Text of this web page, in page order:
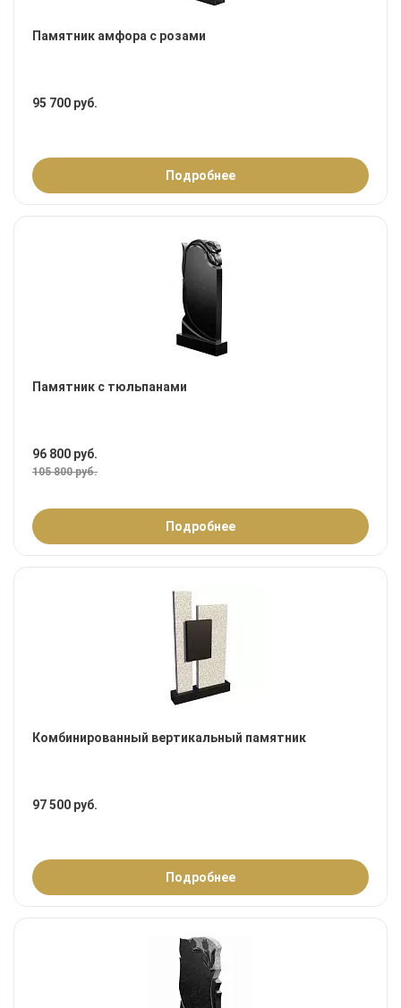
Памятник амфора с розами
95 700 руб.
Подробнее
Памятник с тюльпанами
96 800 руб.
105 800 руб.
Подробнее
Комбинированный вертикальный памятник
97 500 руб.
Подробнее